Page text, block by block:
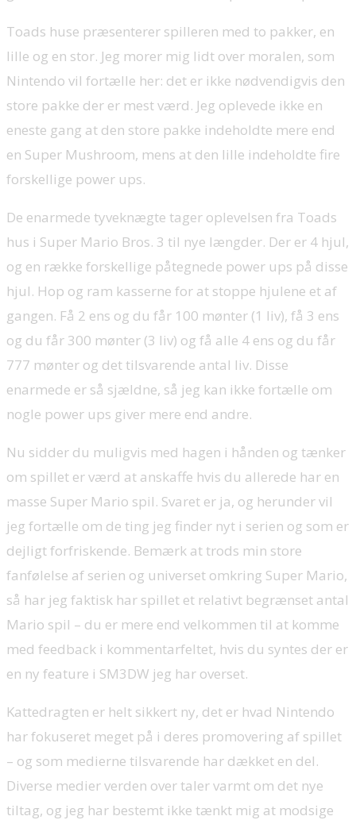
Toads huse præsenterer spilleren med to pakker, en
lille og en stor. Jeg morer mig lidt over moralen, som
Nintendo vil fortælle her: det er ikke nødvendigvis den
store pakke der er mest værd. Jeg oplevede ikke en
eneste gang at den store pakke indeholdte mere end
en Super Mushroom, mens at den lille indeholdte fire
forskellige power ups.
De enarmede tyveknægte tager oplevelsen fra Toads
hus i Super Mario Bros. 3 til nye længder. Der er 4 hjul,
og en række forskellige påtegnede power ups på disse
hjul. Hop og ram kasserne for at stoppe hjulene et af
gangen. Få 2 ens og du får 100 mønter (1 liv), få 3 ens
og du får 300 mønter (3 liv) og få alle 4 ens og du får
777 mønter og det tilsvarende antal liv. Disse
enarmede er så sjældne, så jeg kan ikke fortælle om
nogle power ups giver mere end andre.
Nu sidder du muligvis med hagen i hånden og tænker
om spillet er værd at anskaffe hvis du allerede har en
masse Super Mario spil. Svaret er ja, og herunder vil
jeg fortælle om de ting jeg finder nyt i serien og som er
dejligt forfriskende. Bemærk at trods min store
fanfølelse af serien og universet omkring Super Mario,
så har jeg faktisk har spillet et relativt begrænset antal
Mario spil – du er mere end velkommen til at komme
med feedback i kommentarfeltet, hvis du syntes der er
en ny feature i SM3DW jeg har overset.
Kattedragten er helt sikkert ny, det er hvad Nintendo
har fokuseret meget på i deres promovering af spillet
– og som medierne tilsvarende har dækket en del.
Diverse medier verden over taler varmt om det nye
tiltag, og jeg har bestemt ikke tænkt mig at modsige